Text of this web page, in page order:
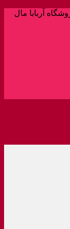
آربابا مال